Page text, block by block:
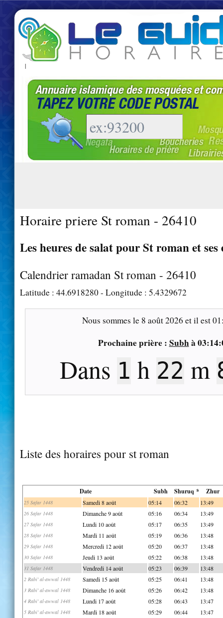
|
Horaire priere St roman - 26410
Les heures de salat pour St roman et ses
Calendrier ramadan St roman - 26410
Latitude : 44.6918280- Longitude : 5.4329672
Nous sommes le 8 août 2026 et il est
Prochaine prière : Subhà
Dans 1 h 22 m
Liste des horaires pour st roman
Date Subh Shuruq * Zhur
25 Safar 1448 Samedi 8 août 05:14 06:32 13:49
26 Safar 1448 Dimanche 9 août 05:16 06:34 13:49
27 Safar 1448 Lundi 10 août 05:17 06:35 13:49
28 Safar 1448 Mardi 11 août 05:19 06:36 13:48
29 Safar 1448 Mercredi 12 août 05:20 06:37 13:48
30 Safar 1448 Jeudi 13 août 05:22 06:38 13:48
31 Safar 1448 Vendredi 14 août 05:23 06:39 13:48
2 Rabi' al-awwal 1448 Samedi 15 août 05:25 06:41 13:48
3 Rabi' al-awwal 1448 Dimanche 16 août 05:26 06:42 13:48
4 Rabi' al-awwal 1448 Lundi 17 août 05:28 06:43 13:47
5 Rabi' al-awwal 1448 Mardi 18 août 05:29 06:44 13:47